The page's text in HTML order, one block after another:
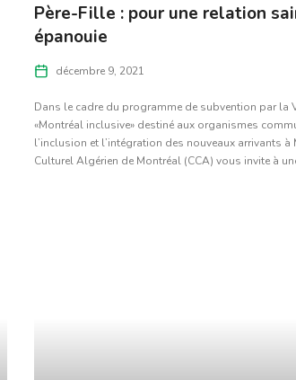
Père-Fille : pour une relation
épanouie
décembre 9, 2021
Dans le cadre du programme de subvention par la
«Montréal inclusive» destiné aux organismes
l’inclusion et l’intégration des nouveaux arrivants à
Culturel Algérien de Montréal (CCA) vous invite à